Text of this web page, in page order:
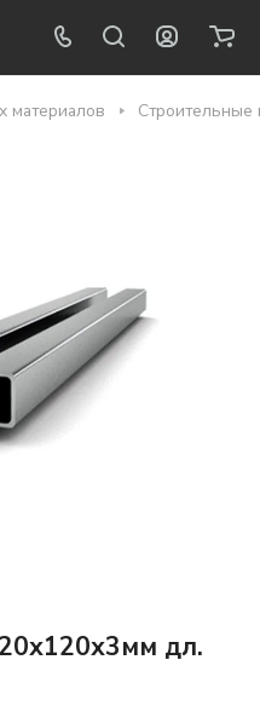
материалов Строительные
дл.